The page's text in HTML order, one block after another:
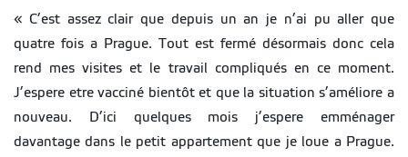
« C’est assez clair que depuis un an je n’ai pu aller que
quatre fois a Prague. Tout est fermé désormais donc cela
rend mes visites et le travail compliqués en ce moment.
J’espere etre vacciné bientôt et que la situation s’améliore a
nouveau. D’ici quelques mois j’espere emménager
davantage dans le petit appartement que je loue a Prague.